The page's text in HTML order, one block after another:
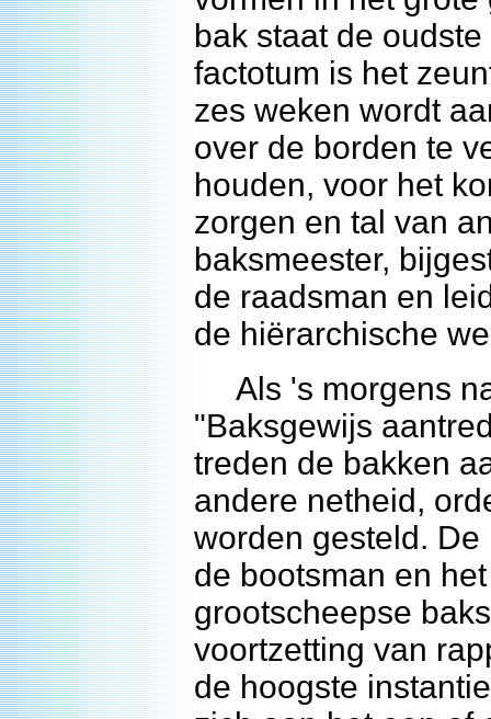
bak staat de
factotum is het
zes weken wordt
over de borden te
houden, voor het
zorgen en tal van
baksmeester,
de raadsman en
de hiërarchische
Als 's morgens
"Baksgewijs
treden de bakken
andere netheid,
worden gesteld.
de bootsman en
grootscheepse
voortzetting van
de hoogste